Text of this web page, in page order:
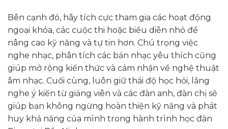
Bên cạnh đó, hãy tích cực tham gia các hoạt động
ngoại khóa, các cuộc thi hoặc biểu diễn nhỏ để
nâng cao kỹ năng và tự tin hơn. Chú trọng việc
nghe nhạc, phân tích các bản nhạc yêu thích cũng
giúp mở rộng kiến thức và cảm nhận về nghệ thuật
âm nhạc. Cuối cùng, luôn giữ thái độ học hỏi, lắng
nghe ý kiến từ giảng viên và các đàn anh, đàn chị sẽ
giúp bạn không ngừng hoàn thiện kỹ năng và phát
huy khả năng của mình trong hành trình học đàn